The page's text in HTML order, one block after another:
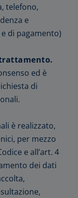
2019
telefono,
e
di pagamento)
ed è
di
è realizzato,
per mezzo
e all’art. 4
dei dati